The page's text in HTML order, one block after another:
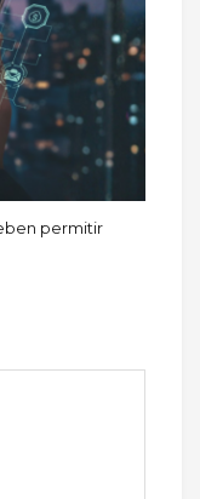
permitir